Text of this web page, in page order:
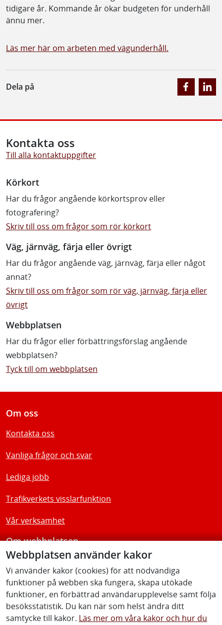
tidigare år. Kommande år ökar budgeten för underhåll
ännu mer.
Läs mer här om arbeten med vägunderhåll.
Dela på
Webbplatsen använder kakor
Vi använder kakor (cookies) för att nödvändiga
funktioner på webben ska fungera, skapa utökade
funktioner, en förbättrad användarupplevelse samt följa
besöksstatistik. Du kan när som helst ändra ditt
samtycke till kakor. Läs mer om våra kakor och hur du
Kontakta oss
Till alla kontaktuppgifter
Körkort
Har du frågor angående körkortsprov eller
fotografering?
Skriv till oss om frågor som rör körkort
Väg, järnväg, färja eller övrigt
Har du frågor angående väg, järnväg, färja eller något
annat?
Skriv till oss om frågor som rör väg, järnväg, färja eller
övrigt
Webbplatsen
Har du frågor eller förbättringsförslag angående
webbplatsen?
Tyck till om webbplatsen
Om oss
Kontakta oss
Vanliga frågor och svar
Lediga jobb
Trafikverkets visslarfunktion
Vår verksamhet
Om webbplatsen
Tillgänglighetsredogörelse
Följ oss